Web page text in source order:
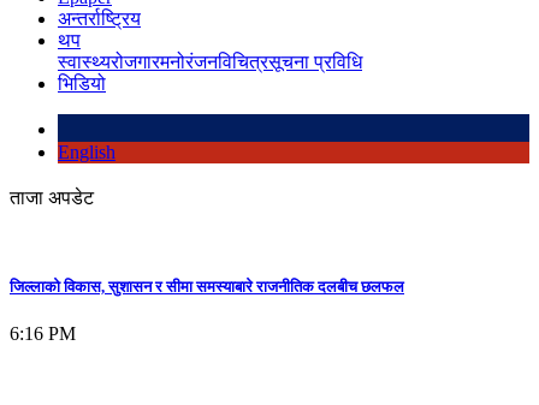
अन्तर्राष्ट्रिय
थप
स्वास्थ्यरोजगारमनोरंजनविचित्रसूचना प्रविधि
भिडियो
English
ताजा अपडेट
जिल्लाको विकास, सुशासन र सीमा समस्याबारे राजनीतिक दलबीच छलफल
6:16 PM